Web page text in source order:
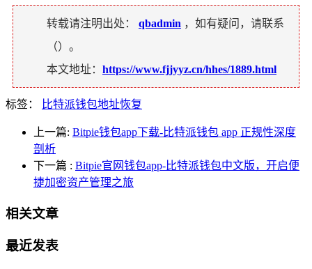
转载请注明出处： qbadmin ，如有疑问，请联系
（）。
本文地址： https://www.fjjyyz.cn/hhes/1889.html
标签： 比特派钱包地址恢复
上一篇: Bitpie钱包app下载-比特派钱包 app 正规性深度
剖析
下一篇 : Bitpie官网钱包app-比特派钱包中文版，开启便
捷加密资产管理之旅
相关文章
最近发表